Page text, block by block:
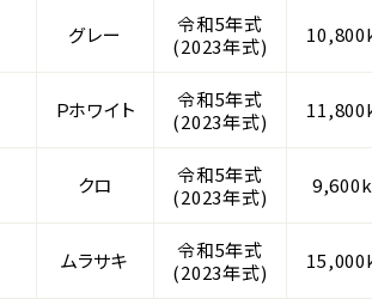
グレー
令和5年式
(2023年式)
Ｐホワイト
令和5年式
(2023年式)
クロ
令和5年式
(2023年式)
ムラサキ
令和5年式
(2023年式)